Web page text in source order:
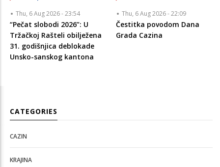
Thu, 6 Aug 2026 - 23:54
“Pečat slobodi 2026”: U
Tržačkoj Rašteli obilježena
31. godišnjica deblokade
Unsko-sanskog kantona
Thu, 6 Aug 2026 - 22:09
Čestitka povodom Dana
Grada Cazina
CATEGORIES
CAZIN
KRAJINA